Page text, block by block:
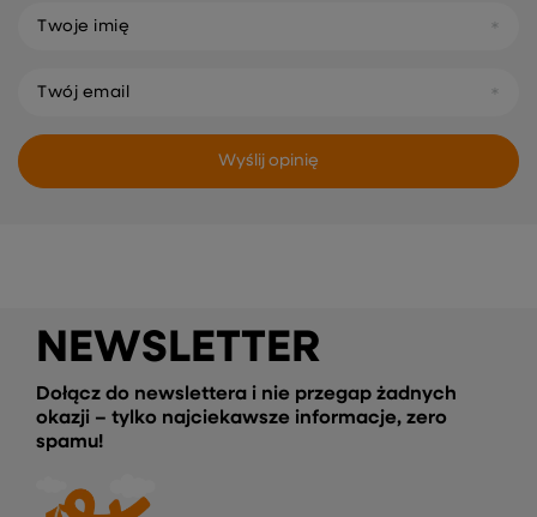
Twoje imię
Twój email
Wyślij opinię
NEWSLETTER
Dołącz do newslettera i nie przegap żadnych
okazji – tylko najciekawsze informacje, zero
spamu!